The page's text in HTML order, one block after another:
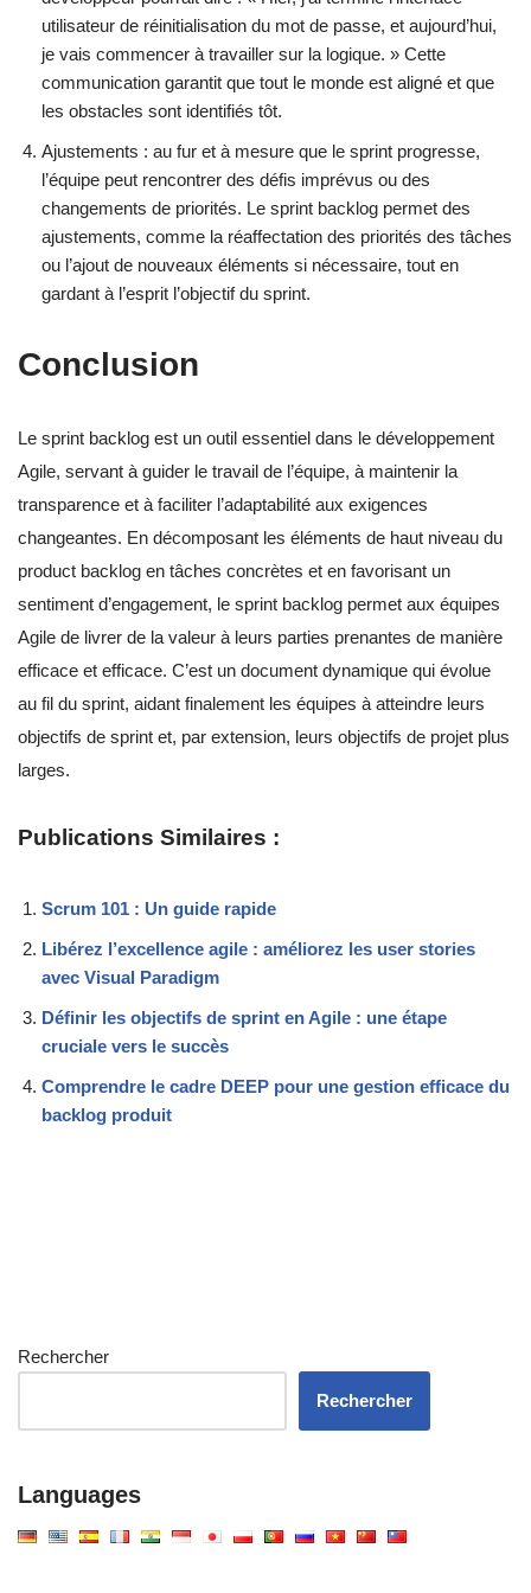
utilisateur de réinitialisation du mot de passe, et aujourd’hui,
je vais commencer à travailler sur la logique. » Cette
communication garantit que tout le monde est aligné et que
les obstacles sont identifiés tôt.
Ajustements : au fur et à mesure que le sprint progresse,
l’équipe peut rencontrer des défis imprévus ou des
changements de priorités. Le sprint backlog permet des
ajustements, comme la réaffectation des priorités des tâches
ou l’ajout de nouveaux éléments si nécessaire, tout en
gardant à l’esprit l’objectif du sprint.
Conclusion
Le sprint backlog est un outil essentiel dans le développement
Agile, servant à guider le travail de l’équipe, à maintenir la
transparence et à faciliter l’adaptabilité aux exigences
changeantes. En décomposant les éléments de haut niveau du
product backlog en tâches concrètes et en favorisant un
sentiment d’engagement, le sprint backlog permet aux équipes
Agile de livrer de la valeur à leurs parties prenantes de manière
efficace et efficace. C’est un document dynamique qui évolue
au fil du sprint, aidant finalement les équipes à atteindre leurs
objectifs de sprint et, par extension, leurs objectifs de projet plus
larges.
Publications Similaires :
Scrum 101 : Un guide rapide
Libérez l’excellence agile : améliorez les user stories
avec Visual Paradigm
Définir les objectifs de sprint en Agile : une étape
cruciale vers le succès
Comprendre le cadre DEEP pour une gestion efficace du
backlog produit
Rechercher
Rechercher
Languages